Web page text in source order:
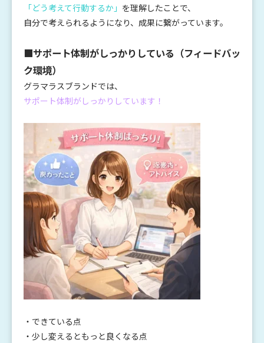
「どう考えて行動するか」 を理解したことで、
自分で考えられるようになり、成果に繋がっています。
■サポート体制がしっかりしている（フィードバッ
ク環境）
グラマラスブランドでは、
サポート体制がしっかりしています！
・できている点
・少し変えるともっと良くなる点